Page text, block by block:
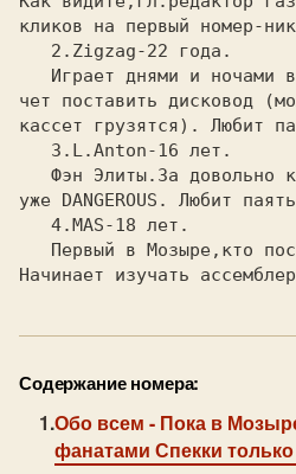
кликов на первый номер-
чет поставить дисковод
кассет грузятся). Любит
уже DANGEROUS. Любит
Начинает изучать
Содержание номера:
Обо всем - Пока в
фанатами Спекки